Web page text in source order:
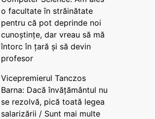
o facultate în străinătate
pentru că pot deprinde noi
cunoștințe, dar vreau să mă
întorc în țară și să devin
profesor
Vicepremierul Tanczos
Barna: Dacă învățământul nu
se rezolvă, pică toată legea
salarizării / Sunt mai multe